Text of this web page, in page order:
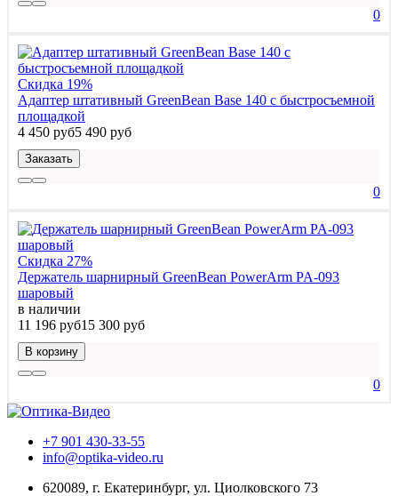
0
Скидка 19%
Адаптер штативный GreenBean Base 140 с быстросъемной
площадкой
4 450 руб5 490 руб
Заказать
0
Скидка 27%
Держатель шарнирный GreenBean PowerArm PA-093
шаровый
в наличии
11 196 руб15 300 руб
В корзину
0
+7 901 430-33-55
info@optika-video.ru
620089, г. Екатеринбург, ул. Циолковского 73